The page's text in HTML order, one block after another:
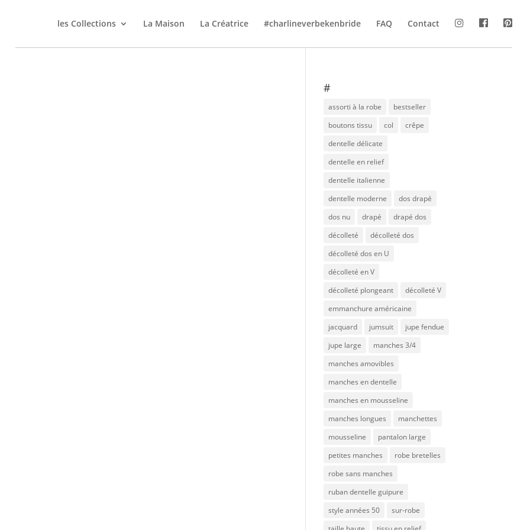
les Collections La Maison La Créatrice #charlineverbekenbride FAQ Contact
#
assorti à la robe
bestseller
boutons tissu
col
crêpe
dentelle délicate
dentelle en relief
dentelle italienne
dentelle moderne
dos drapé
dos nu
drapé
drapé dos
décolleté
décolleté dos
décolleté dos en U
décolleté en V
décolleté plongeant
décolleté V
emmanchure américaine
jacquard
jumsuit
jupe fendue
jupe large
manches 3/4
manches amovibles
manches en dentelle
manches en mousseline
manches longues
manchettes
mousseline
pantalon large
petites manches
robe bretelles
robe sans manches
ruban dentelle guipure
style années 50
sur-robe